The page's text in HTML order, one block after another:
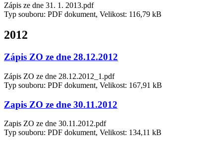
Zápis ze dne 31. 1. 2013.pdf
Typ souboru: PDF dokument, Velikost: 116,79 kB
2012
Zápis ZO ze dne 28.12.2012
Zápis ZO ze dne 28.12.2012_1.pdf
Typ souboru: PDF dokument, Velikost: 167,91 kB
Zapis ZO ze dne 30.11.2012
Zapis ZO ze dne 30.11.2012.pdf
Typ souboru: PDF dokument, Velikost: 134,11 kB